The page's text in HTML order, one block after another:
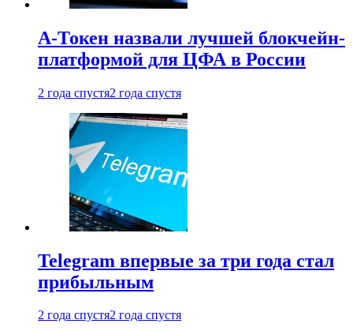
А-Токен назвали лучшей блокчейн-
платформой для ЦФА в России
2 года спустя2 года спустя
Telegram впервые за три года стал
прибыльным
2 года спустя2 года спустя